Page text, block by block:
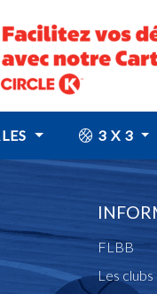
3 X 3
FLBB
Les clubs